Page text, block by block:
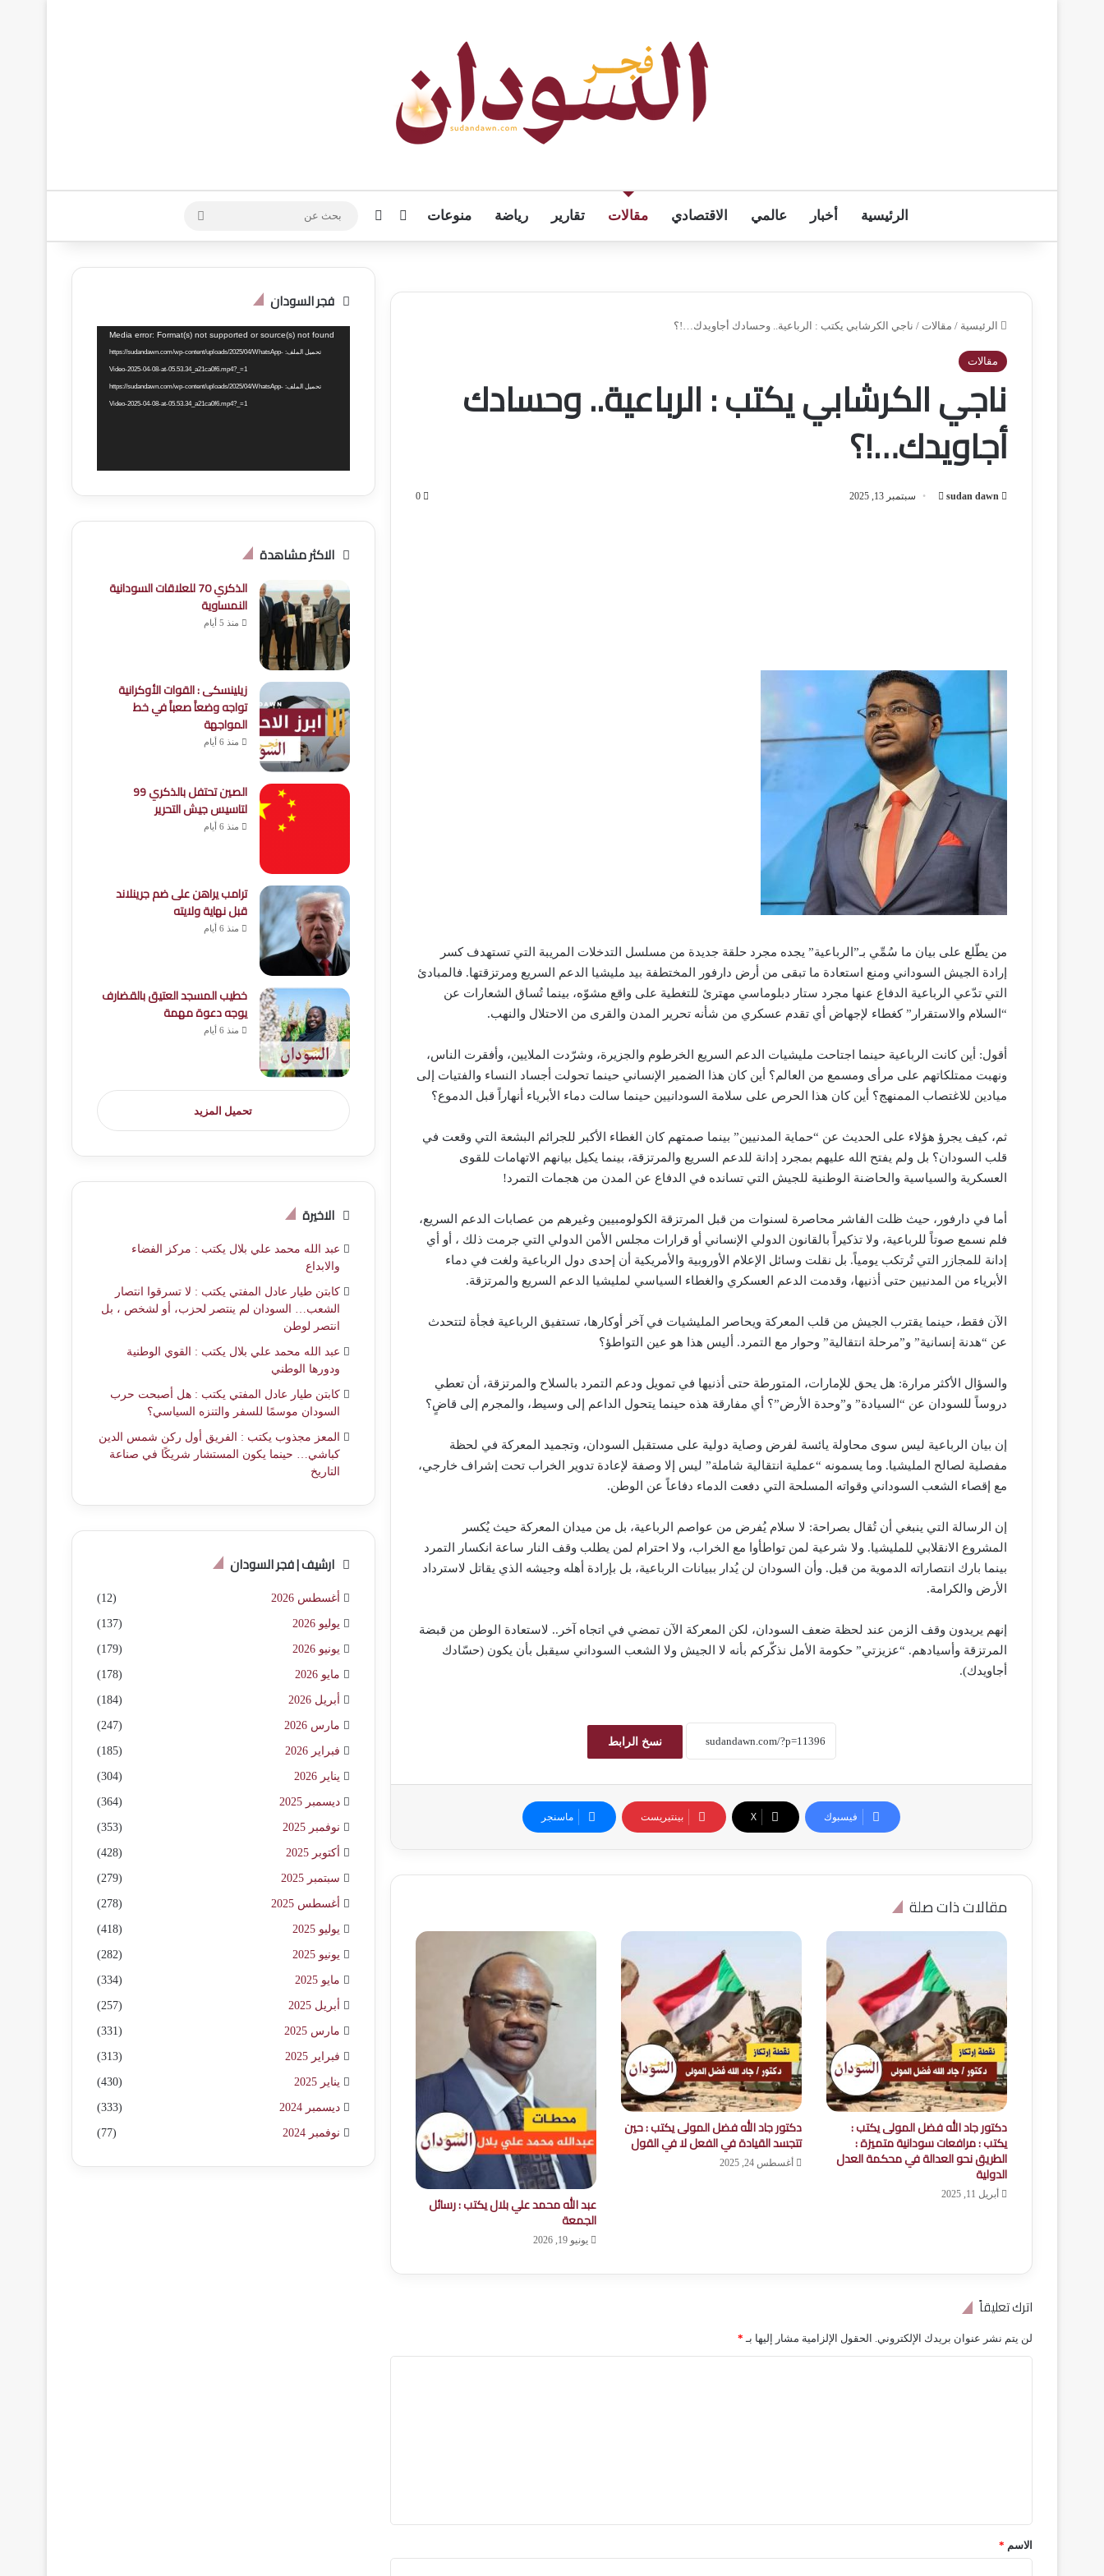
الرئيسية أخبار عالمي الاقتصادي مقالات تقارير رياضة منوعات تسجيل الدخول
الوضع المظلم
الرئيسية / مقالات / ناجي الكرشابي يكتب : الرباعية.. وحسادك أجاويدك…!؟
مقالات
ناجي الكرشابي يكتب : الرباعية.. وحسادك
أجاويدك…!؟
sudan dawn
إ
ل
ك
ت
ر
و
سبتمبر 13, 2025 0
من يطّلع على بيان ما سُمِّي بـ”الرباعية” يجده مجرد حلقة جديدة من مسلسل التدخلات المريبة التي تستهدف كسر
إرادة الجيش السوداني ومنع استعادة ما تبقى من أرض دارفور المختطفة بيد مليشيا الدعم السريع ومرتزقتها. فالمبادئ
التي تدّعي الرباعية الدفاع عنها مجرد ستار دبلوماسي مهترئ للتغطية على واقع مشوّه، بينما تُساق الشعارات عن
“السلام والاستقرار” كغطاء لإجهاض أي تقدم عسكري من شأنه تحرير المدن والقرى من الاحتلال والنهب.
أقول: أين كانت الرباعية حينما اجتاحت مليشيات الدعم السريع الخرطوم والجزيرة، وشرّدت الملايين، وأفقرت الناس،
ونهبت ممتلكاتهم على مرأى ومسمع من العالم؟ أين كان هذا الضمير الإنساني حينما تحولت أجساد النساء والفتيات إلى
ميادين للاغتصاب الممنهج؟ أين كان هذا الحرص على سلامة السودانيين حينما سالت دماء الأبرياء أنهاراً قبل الدموع؟
ثم، كيف يجرؤ هؤلاء على الحديث عن “حماية المدنيين” بينما صمتهم كان الغطاء الأكبر للجرائم البشعة التي وقعت في
قلب السودان؟ بل ولم يفتح الله عليهم بمجرد إدانة للدعم السريع والمرتزقة، بينما يكيل بيانهم الاتهامات للقوى
العسكرية والسياسية والحاضنة الوطنية للجيش التي تسانده في الدفاع عن المدن من هجمات التمرد!
أما في دارفور، حيث ظلت الفاشر محاصرة لسنوات من قبل المرتزقة الكولومبيين وغيرهم من عصابات الدعم السريع،
فلم نسمع صوتاً للرباعية، ولا تذكيراً بالقانون الدولي الإنساني أو قرارات مجلس الأمن الدولي التي جرمت ذلك ، أو أي
إدانة للمجازر التي تُرتكب يومياً. بل نقلت وسائل الإعلام الأوروبية والأمريكية أن إحدى دول الرباعية ولغت في دماء
الأبرياء من المدنيين حتى أذنيها، وقدمت الدعم العسكري والغطاء السياسي لمليشيا الدعم السريع والمرتزقة.
الآن فقط، حينما يقترب الجيش من قلب المعركة ويحاصر المليشيات في آخر أوكارها، تستفيق الرباعية فجأة لتتحدث
عن “هدنة إنسانية” و”مرحلة انتقالية” وحوار مع التمرد. أليس هذا هو عين التواطؤ؟
والسؤال الأكثر مرارة: هل يحق للإمارات، المتورطة حتى أذنيها في تمويل ودعم التمرد بالسلاح والمرتزقة، أن تعطي
دروساً للسودان عن “السيادة” و”وحدة الأرض”؟ أي مفارقة هذه حينما يتحول الداعم إلى وسيط، والمجرم إلى قاضٍ؟
إن بيان الرباعية ليس سوى محاولة يائسة لفرض وصاية دولية على مستقبل السودان، وتجميد المعركة في لحظة
مفصلية لصالح المليشيا. وما يسمونه “عملية انتقالية شاملة” ليس إلا وصفة لإعادة تدوير الخراب تحت إشراف خارجي،
مع إقصاء الشعب السوداني وقواته المسلحة التي دفعت الدماء دفاعاً عن الوطن.
إن الرسالة التي ينبغي أن تُقال بصراحة: لا سلام يُفرض من عواصم الرباعية، بل من ميدان المعركة حيث يُكسر
المشروع الانقلابي للمليشيا. ولا شرعية لمن تواطأوا مع الخراب، ولا احترام لمن يطلب وقف النار ساعة انكسار التمرد
بينما بارك انتصاراته الدموية من قبل. وأن السودان لن يُدار ببيانات الرباعية، بل بإرادة أهله وجيشه الذي يقاتل لاسترداد
الأرض والكرامة.
إنهم يريدون وقف الزمن عند لحظة ضعف السودان، لكن المعركة الآن تمضي في اتجاه آخر.. لاستعادة الوطن من قبضة
المرتزقة وأسيادهم. “عزيزتي” حكومة الأمل نذكّركم بأنه لا الجيش ولا الشعب السوداني سيقبل بأن يكون (حسّادك
أجاويدك).
نسخ الرابط
فيسبوك ‫X بينتيريست ماسنجر
مقالات ذات صلة
دكتور جاد الله فضل المولى يكتب :
يكتب : مرافعات سودانية متميزة :
الطريق نحو العدالة في محكمة العدل
الدولية
أبريل 11, 2025
دكتور جاد الله فضل المولى يكتب : حين
تتجسد القيادة في الفعل لا في القول
أغسطس 24, 2025
عبد الله محمد علي بلال يكتب : رسائل
الجمعة
يونيو 19, 2026
اترك تعليقاً
لن يتم نشر عنوان بريدك الإلكتروني. الحقول الإلزامية مشار إليها بـ *
*الاسم *
فجر السودان
مشغل
الفيديو
Media error: Format(s) not supported or source(s) not found
تحميل الملف: https://sudandawn.com/wp-content/uploads/2025/04/WhatsApp-
Video-2025-04-08-at-05.53.34_a21ca0f6.mp4?_=1
تحميل الملف: https://sudandawn.com/wp-content/uploads/2025/04/WhatsApp-
Video-2025-04-08-at-05.53.34_a21ca0f6.mp4?_=1
الاكثر مشاهدة
الذكري 70 للعلاقات السودانية
النمساوية
منذ 5 أيام
زيلينسكى : القوات الأوكرانية
تواجه وضعاََ صعباََ في خط
المواجهة
منذ 6 أيام
الصين تحتفل بالذكري 99
لتاسيس جيش التحرير
منذ 6 أيام
ترامب يراهن على ضم جرينلاند
قبل نهاية ولايته
منذ 6 أيام
خطيب المسجد العتيق بالقضارف
يوجه دعوة مهمة
منذ 6 أيام
تحميل المزيد
الاخيرة
عبد الله محمد علي بلال يكتب : مركز الفضاء
والابداع
كابتن طيار عادل المفتي يكتب : لا تسرقوا انتصار
الشعب… السودان لم ينتصر لحزب، أو لشخص ، بل
انتصر لوطن
عبد الله محمد علي بلال يكتب : القوي الوطنية
ودورها الوطني
كابتن طيار عادل المفتي يكتب : هل أصبحت حرب
السودان موسمًا للسفر والتنزه السياسي؟
المعز مجذوب يكتب : الفريق أول ركن شمس الدين
كباشي… حينما يكون المستشار شريكًا في صناعة
التاريخ
ارشيف | فجر السودان
أغسطس 2026 (12)
يوليو 2026 (137)
يونيو 2026 (179)
مايو 2026 (178)
أبريل 2026 (184)
مارس 2026 (247)
فبراير 2026 (185)
يناير 2026 (304)
ديسمبر 2025 (364)
نوفمبر 2025 (353)
أكتوبر 2025 (428)
سبتمبر 2025 (279)
أغسطس 2025 (278)
يوليو 2025 (418)
يونيو 2025 (282)
مايو 2025 (334)
أبريل 2025 (257)
مارس 2025 (331)
فبراير 2025 (313)
يناير 2025 (430)
ديسمبر 2024 (333)
نوفمبر 2024 (77)